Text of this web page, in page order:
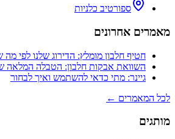
ספורטיב כלניות
מאמרים אחרונים
חטיף חלבון מומלץ: הדירוג שלנו לפי
השוואת אבקות חלבון: הטבלה המלאה
גיינר: מתי כדאי להשתמש ואיך לבחור
לכל המאמרים ←
מותגים